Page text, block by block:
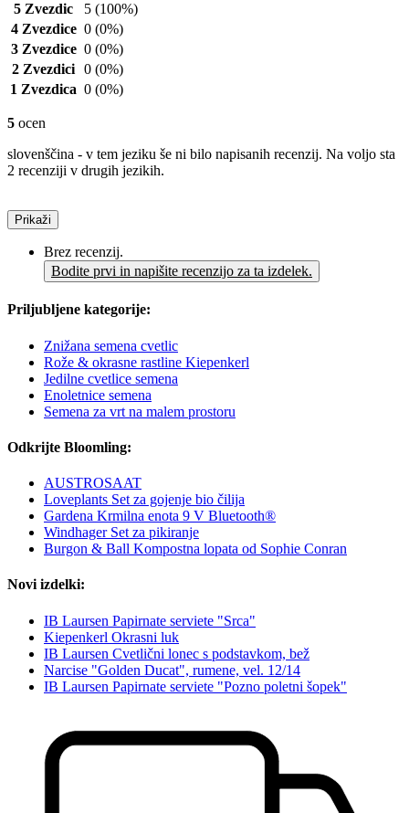
5 Zvezdic
5 (100%)
4 Zvezdice 0 (0%)
3 Zvezdice 0 (0%)
2 Zvezdici 0 (0%)
1 Zvezdica 0 (0%)
5 ocen
slovenščina - v tem jeziku še ni bilo napisanih recenzij. Na voljo sta
2 recenziji v drugih jezikih.
Prikaži
Brez recenzij.
Bodite prvi in napišite recenzijo za ta izdelek.
Priljubljene kategorije:
Znižana semena cvetlic
Rože & okrasne rastline Kiepenkerl
Jedilne cvetlice semena
Enoletnice semena
Semena za vrt na malem prostoru
Odkrijte Bloomling:
AUSTROSAAT
Loveplants Set za gojenje bio čilija
Gardena Krmilna enota 9 V Bluetooth®
Windhager Set za pikiranje
Burgon & Ball Kompostna lopata od Sophie Conran
Novi izdelki:
IB Laursen Papirnate serviete "Srca"
Kiepenkerl Okrasni luk
IB Laursen Cvetlični lonec s podstavkom, bež
Narcise "Golden Ducat", rumene, vel. 12/14
IB Laursen Papirnate serviete "Pozno poletni šopek"